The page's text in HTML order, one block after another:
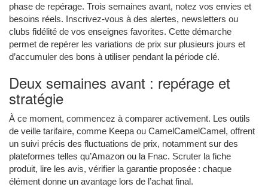
phase de repérage. Trois semaines avant, notez vos envies et
besoins réels. Inscrivez-vous à des alertes, newsletters ou
clubs fidélité de vos enseignes favorites. Cette démarche
permet de repérer les variations de prix sur plusieurs jours et
d’accumuler des bons à utiliser pendant la période clé.
Deux semaines avant : repérage et
stratégie
À ce moment, commencez à comparer activement. Les outils
de veille tarifaire, comme Keepa ou CamelCamelCamel, offrent
un suivi précis des fluctuations de prix, notamment sur des
plateformes telles qu’Amazon ou la Fnac. Scruter la fiche
produit, lire les avis, vérifier la garantie proposée : chaque
élément donne un avantage lors de l’achat final.